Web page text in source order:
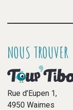
NOUS TROUVER
Rue d’Eupen 1,
4950 Waimes